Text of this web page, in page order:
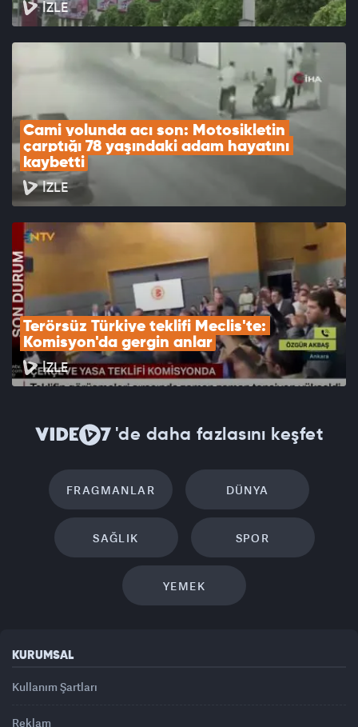
İZLE
Cami yolunda acı son: Motosikletin
çarptığı 78 yaşındaki adam hayatını
kaybetti
İZLE
Terörsüz Türkiye teklifi Meclis'te:
Komisyon'da gergin anlar
İZLE
'de daha fazlasını keşfet
FRAGMANLAR DÜNYA
SAĞLIK SPOR
YEMEK
KURUMSAL
Kullanım Şartları
Reklam